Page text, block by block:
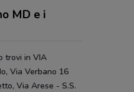
MD e i
trovi in VIA
Via Verbano 16
Via Arese - S.S.